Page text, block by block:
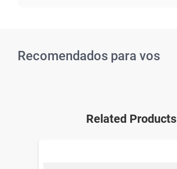
Recomendados para vos
Related Products